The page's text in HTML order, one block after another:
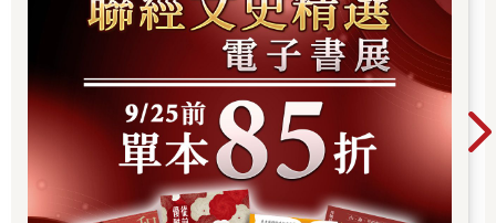
們三人對赤崁的共同關懷與夢想。那是我們關懷赤崁所要出版的
這個願望在我跟謝仕淵教授合作申請海委會海洋文化領航的計畫
通過後，有了更大的契機。不同於「誌村鑑」兼具微地方誌與口
袋旅遊書的赤崁書寫，海委會計畫所支持的是更深入丁香漁業，
對赤崁罾位漁場知識與文化的紀錄整理。站在過去多年執行白沙
鄉舢舨漁業文化調查（2020，澎湖縣文化局）、 教育部USR「與
海為生」計畫（2023-2024）、 國科會「誰的海？」專題計畫
（202208-202407）所打下的基礎上，海委會海洋文化領航計畫